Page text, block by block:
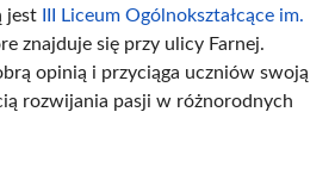
jest
III Liceum Ogólnokształcące im.
znajduje się przy ulicy Farnej.
opinią i przyciąga uczniów swoją
rozwijania pasji w różnorodnych